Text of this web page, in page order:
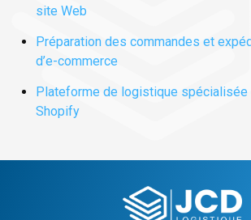
site Web
Préparation des commandes et
d’e-commerce
Plateforme de logistique spécialisée
Shopify